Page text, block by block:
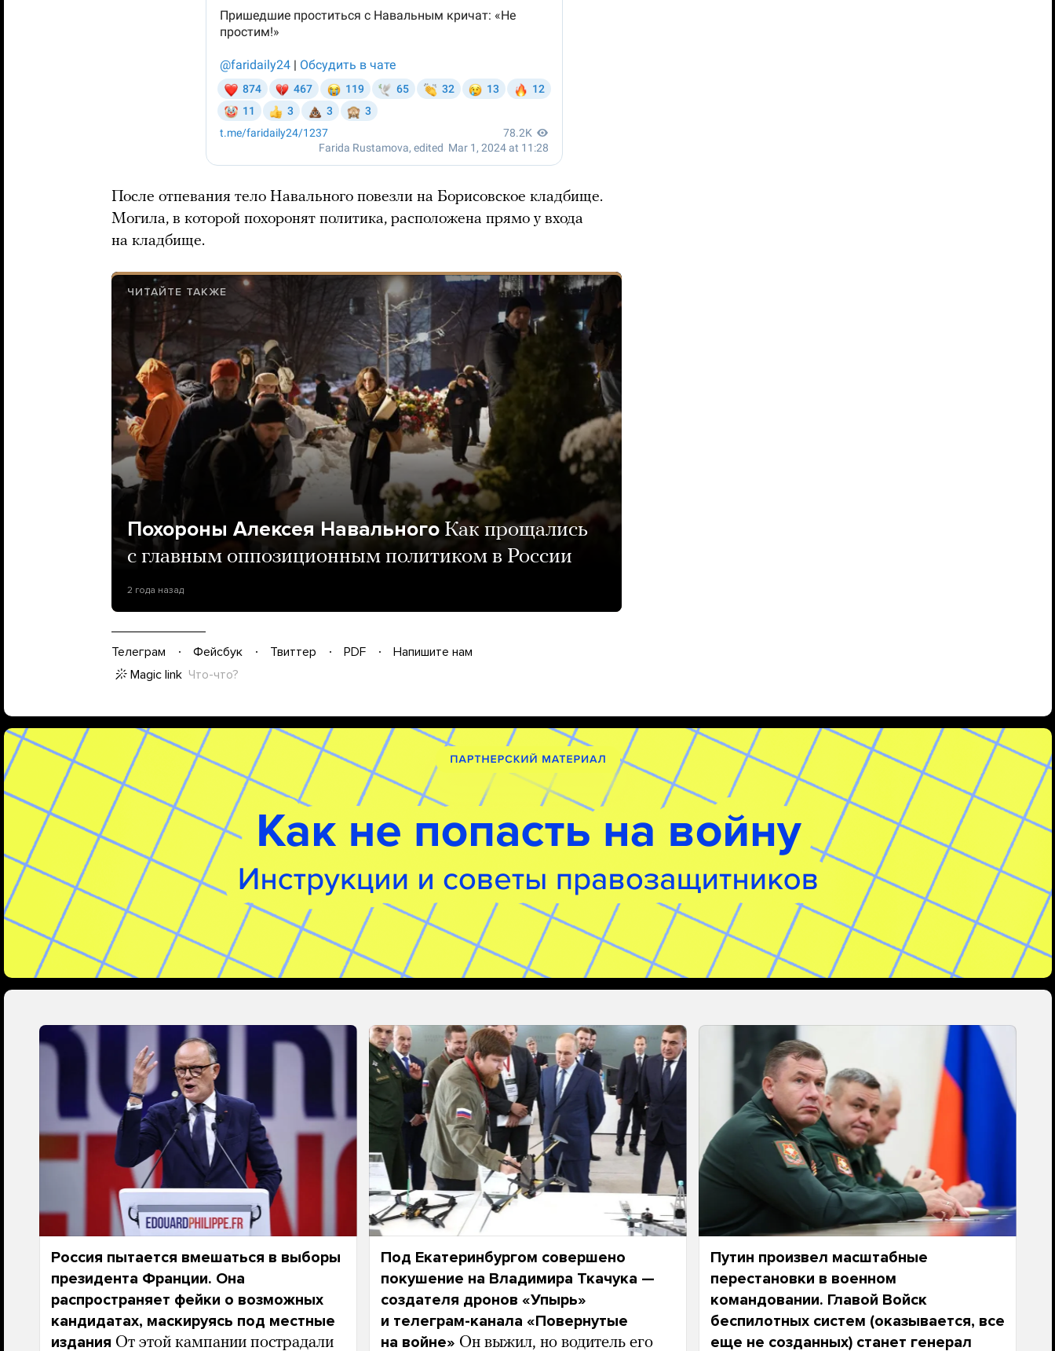
После отпевания тело Навального повезли на Борисовское кладбище.
Могила, в которой похоронят политика, расположена прямо у входа
на кладбище.
ЧИТАЙТЕ ТАКЖЕ
Похороны Алексея Навального Как прощались
с главным оппозиционным политиком в России
2 года назад
Телеграм Фейсбук Твиттер PDF
Напишите нам
Magic link Что-что?
Россия пытается вмешаться в выборы
президента Франции. Она
распространяет фейки о возможных
кандидатах, маскируясь под местные
издания От этой кампании пострадали
Под Екатеринбургом совершено
покушение на Владимира Ткачука —
создателя дронов «Упырь»
и телеграм-канала «Повернутые
на войне» Он выжил, но водитель его
Путин произвел масштабные
перестановки в военном
командовании. Главой Войск
беспилотных систем (оказывается, все
еще не созданных) станет генерал